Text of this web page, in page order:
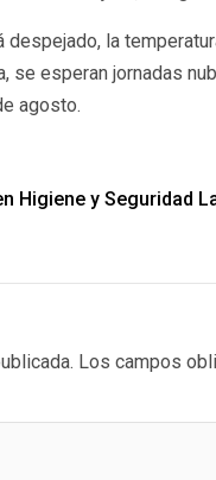
la
se esperan jornadas
agosto.
Higiene y Seguridad
Los campos